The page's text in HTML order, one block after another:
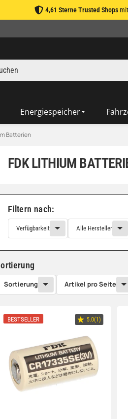
4,61 Sterne Trusted Shopsmit
Energiespeicher
Batterien
FDK LITHIUM
Filtern nach:
Verfügbarkeit Alle Hersteller
Sortierung Artikel pro Seite
BESTSELLER 5.0(1)